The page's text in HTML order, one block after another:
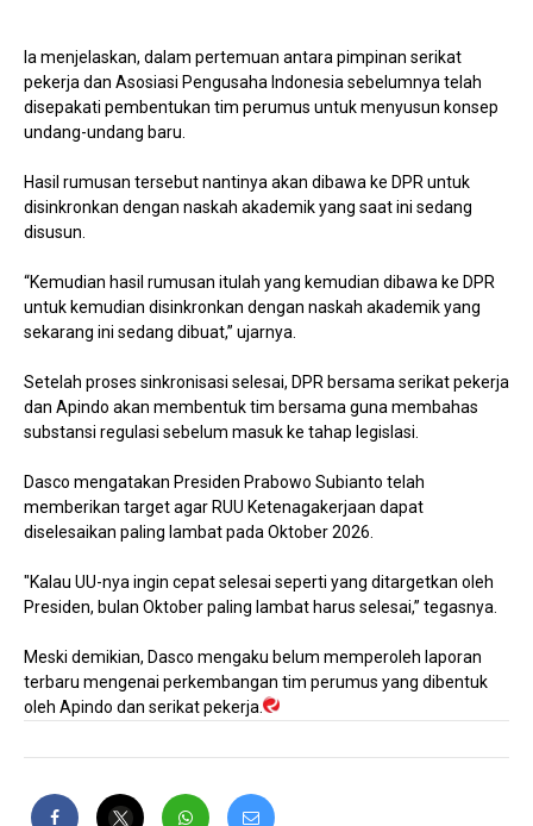
Ia menjelaskan, dalam pertemuan antara pimpinan serikat
pekerja dan Asosiasi Pengusaha Indonesia sebelumnya telah
disepakati pembentukan tim perumus untuk menyusun konsep
undang-undang baru.
Hasil rumusan tersebut nantinya akan dibawa ke DPR untuk
disinkronkan dengan naskah akademik yang saat ini sedang
disusun.
“Kemudian hasil rumusan itulah yang kemudian dibawa ke DPR
untuk kemudian disinkronkan dengan naskah akademik yang
sekarang ini sedang dibuat,” ujarnya.
Setelah proses sinkronisasi selesai, DPR bersama serikat pekerja
dan Apindo akan membentuk tim bersama guna membahas
substansi regulasi sebelum masuk ke tahap legislasi.
Dasco mengatakan Presiden Prabowo Subianto telah
memberikan target agar RUU Ketenagakerjaan dapat
diselesaikan paling lambat pada Oktober 2026.
"Kalau UU-nya ingin cepat selesai seperti yang ditargetkan oleh
Presiden, bulan Oktober paling lambat harus selesai,” tegasnya.
Meski demikian, Dasco mengaku belum memperoleh laporan
terbaru mengenai perkembangan tim perumus yang dibentuk
oleh Apindo dan serikat pekerja.